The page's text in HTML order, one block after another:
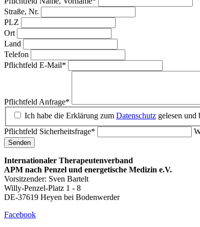
Straße, Nr.
PLZ
Ort
Land
Telefon
Pflichtfeld E-Mail*
Pflichtfeld Anfrage*
Ich habe die Erklärung zum Datenschutz gelesen und
Pflichtfeld Sicherheitsfrage*
Senden
Internationaler Therapeutenverband
APM nach Penzel und energetische Medizin e.V.
Vorsitzender: Sven Bartelt
Willy-Penzel-Platz 1 - 8
DE-37619 Heyen bei Bodenwerder
Facebook